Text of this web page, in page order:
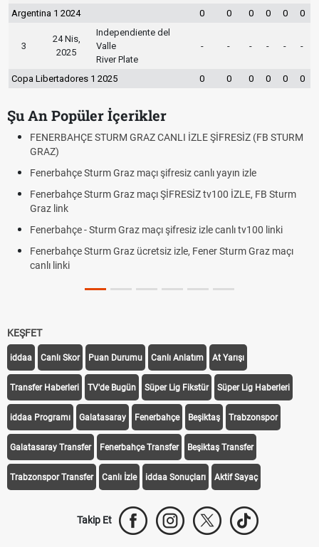
Argentina 1 2024 0 0 0 0 0 0
3
24 Nis,
2025
Independiente del
Valle
River Plate
- - - - - -
Copa Libertadores 1 2025 0 0 0 0 0 0
Şu An Popüler İçerikler
FENERBAHÇE STURM GRAZ CANLI İZLE ŞİFRESİZ (FB STURM
GRAZ)
Fenerbahçe Sturm Graz maçı şifresiz canlı yayın izle
Fenerbahçe Sturm Graz maçı ŞİFRESİZ tv100 İZLE, FB Sturm
Graz link
Fenerbahçe - Sturm Graz maçı şifresiz izle canlı tv100 linki
Fenerbahçe Sturm Graz ücretsiz izle, Fener Sturm Graz maçı
canlı linki
KEŞFET
iddaa Canlı Skor Puan Durumu Canlı Anlatım At Yarışı
Transfer Haberleri TV'de Bugün Süper Lig Fikstür Süper Lig Haberleri
iddaa Programı Galatasaray Fenerbahçe Beşiktaş Trabzonspor
Galatasaray Transfer Fenerbahçe Transfer Beşiktaş Transfer
Trabzonspor Transfer Canlı İzle iddaa Sonuçları Aktif Sayaç
Takip Et